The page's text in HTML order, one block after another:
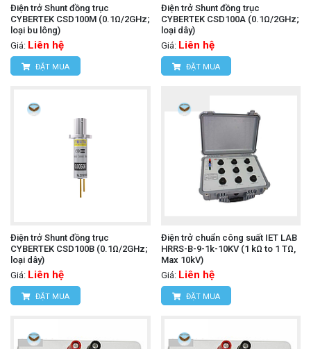
Điện trở Shunt đồng trục
CYBERTEK CSD100M (0.1Ω/2GHz;
loại bu lông)
Giá: Liên hệ
ĐẶT MUA
Điện trở Shunt đồng trục
CYBERTEK CSD100A (0.1Ω/2GHz;
loại dây)
Giá: Liên hệ
ĐẶT MUA
Điện trở Shunt đồng trục
CYBERTEK CSD100B (0.1Ω/2GHz;
loại dây)
Giá: Liên hệ
ĐẶT MUA
Điện trở chuẩn công suất IET LAB
HRRS-B-9-1k-10KV (1 kΩ to 1 TΩ,
Max 10kV)
Giá: Liên hệ
ĐẶT MUA